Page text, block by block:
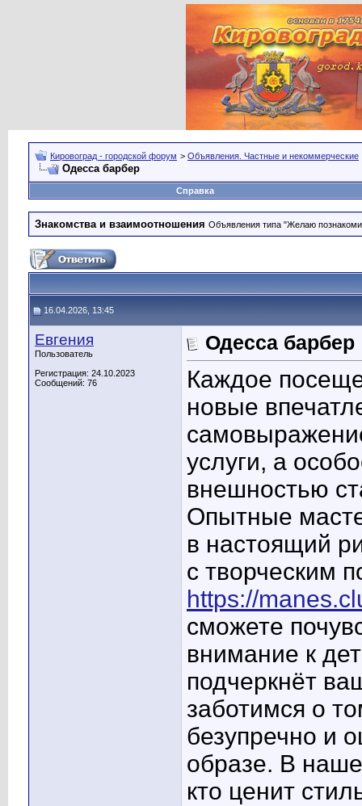
Кировоград - городской форум > Объявления. Частные и некоммерческие
Одесса барбер
Справка
Знакомства и взаимоотношения Объявления типа "Желаю
16.04.2026, 13:45
Евгения
Пользователь
Регистрация: 24.10.2023
Сообщений: 76
Одесса барбер
Каждое
новые
услуги, а
внешностью
Опытные
в настоящий
с творческим
https://
сможете
внимание к
подчеркнёт
заботимся о
безупречно и
образе. В
кто ценит